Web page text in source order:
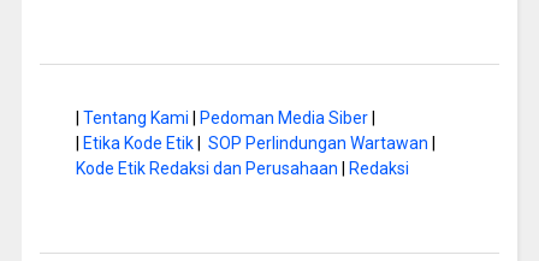
Tentang Kami Pedoman Media Siber|
Etika Kode Etik| SOP Perlindungan Wartawan
Kode Etik Redaksi dan Perusahaan
Redaksi